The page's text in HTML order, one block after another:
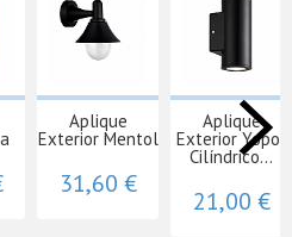
Aplique
Exterior Mentol
31,60 €
Aplique
Exterior Yopol
Cilíndrico...
21,00 €